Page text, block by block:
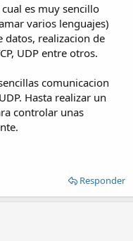
es muy sencillo
varios lenguajes)
datos, realizacion de
UDP entre otros.
comunicacion
Hasta realizar un
controlar unas
Responder